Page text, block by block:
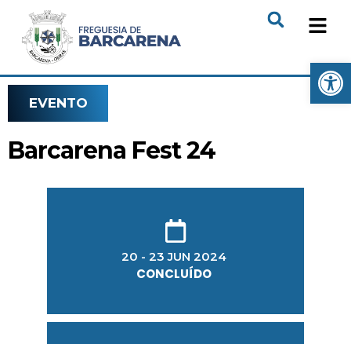
EVENTO
Barcarena Fest 24
20 - 23 JUN 2024
CONCLUÍDO